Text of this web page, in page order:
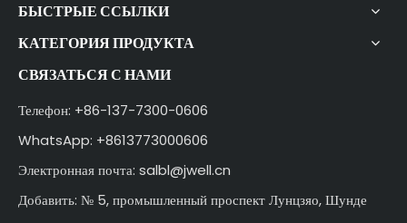
БЫСТРЫЕ ССЫЛКИ
КАТЕГОРИЯ ПРОДУКТА
СВЯЗАТЬСЯ С НАМИ
Телефон: +86-137-7300-0606
WhatsApp: +8613773000606
Электронная почта: salbl@jwell.cn
Добавить: № 5, промышленный проспект Лунцзяо, Шунде